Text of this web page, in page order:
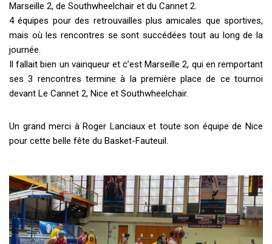
Marseille 2, de Southwheelchair et du Cannet 2.
4 équipes pour des retrouvailles plus amicales que sportives,
mais où les rencontres se sont succédées tout au long de la
journée.
Il fallait bien un vainqueur et c’est Marseille 2, qui en remportant
ses 3 rencontres termine à la première place de ce tournoi
devant Le Cannet 2, Nice et Southwheelchair.
Un grand merci à Roger Lanciaux et toute son équipe de Nice
pour cette belle fête du Basket-Fauteuil.